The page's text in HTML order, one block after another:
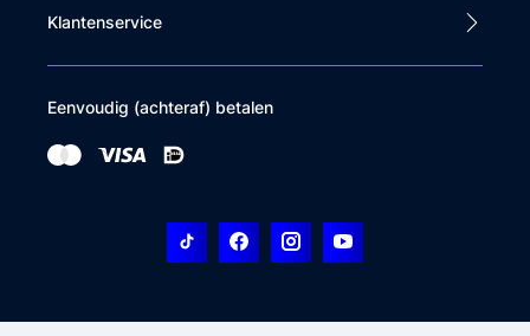
Klantenservice
Eenvoudig (achteraf) betalen